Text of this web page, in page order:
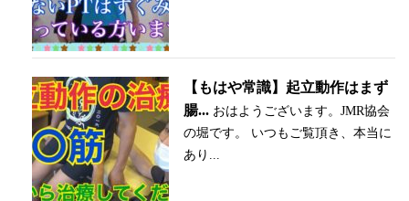
【もはや常識】起立動作はまず
腸... おはようございます。JMR協会
の堀です。 いつもご覧頂き、本当に
あり...